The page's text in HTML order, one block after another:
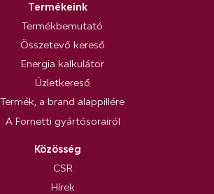
Termékeink
Termékbemutató
Összetevő kereső
Energia kalkulátor
Üzletkereső
Termék, a brand alappillére
A Fornetti gyártósorairól
Közösség
CSR
Hírek